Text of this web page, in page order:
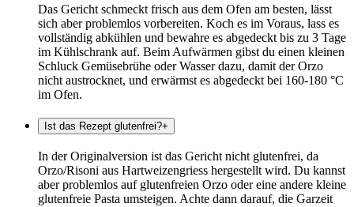
Das Gericht schmeckt frisch aus dem Ofen am besten, lässt
sich aber problemlos vorbereiten. Koch es im Voraus, lass es
vollständig abkühlen und bewahre es abgedeckt bis zu 3 Tage
im Kühlschrank auf. Beim Aufwärmen gibst du einen kleinen
Schluck Gemüsebrühe oder Wasser dazu, damit der Orzo
nicht austrocknet, und erwärmst es abgedeckt bei 160-180 °C
im Ofen.
Ist das Rezept glutenfrei?+
In der Originalversion ist das Gericht nicht glutenfrei, da
Orzo/Risoni aus Hartweizengriess hergestellt wird. Du kannst
aber problemlos auf glutenfreien Orzo oder eine andere kleine
glutenfreie Pasta umsteigen. Achte dann darauf, die Garzeit